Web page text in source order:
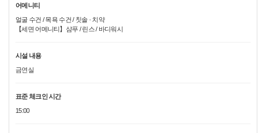
어메니티
얼굴 수건 / 목욕 수건 / 칫솔 · 치약
【세면 어메니티】샴푸 / 린스 / 바디워시
시설 내용
금연실
표준 체크인 시간
15:00